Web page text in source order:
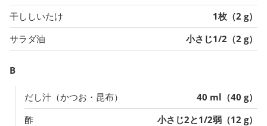
干ししいたけ
1枚（2 g）
サラダ油
小さじ1/2（2 g）
B
だし汁（かつお・昆布）
40 ml（40 g）
酢
小さじ2と1/2弱（12 g）